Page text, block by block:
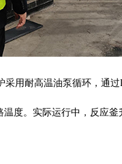
用耐高温油泵循环，通
度。实际运行中，反应